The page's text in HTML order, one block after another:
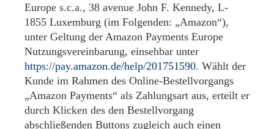
Europe s.c.a., 38 avenue John F. Kennedy, L-
1855 Luxemburg (im Folgenden: „Amazon“),
unter Geltung der Amazon Payments Europe
Nutzungsvereinbarung, einsehbar unter
https://pay.amazon.de/help/201751590. Wählt der
Kunde im Rahmen des Online-Bestellvorgangs
„Amazon Payments“ als Zahlungsart aus, erteilt er
durch Klicken des den Bestellvorgang
abschließenden Buttons zugleich auch einen